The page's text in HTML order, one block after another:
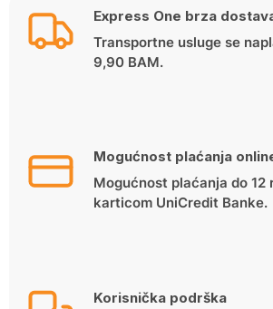
Express One brza
Transportne usluge se
9,90 BAM.
Mogućnost plaćanja
Mogućnost plaćanja do 12
karticom UniCredit Banke.
Korisnička podrška